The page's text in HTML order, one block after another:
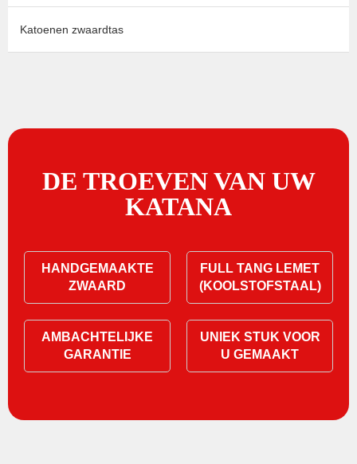
Katoenen zwaardtas
DE TROEVEN VAN UW
KATANA
HANDGEMAAKTE
ZWAARD
FULL TANG LEMET
(KOOLSTOFSTAAL)
AMBACHTELIJKE
GARANTIE
UNIEK STUK VOOR
U GEMAAKT